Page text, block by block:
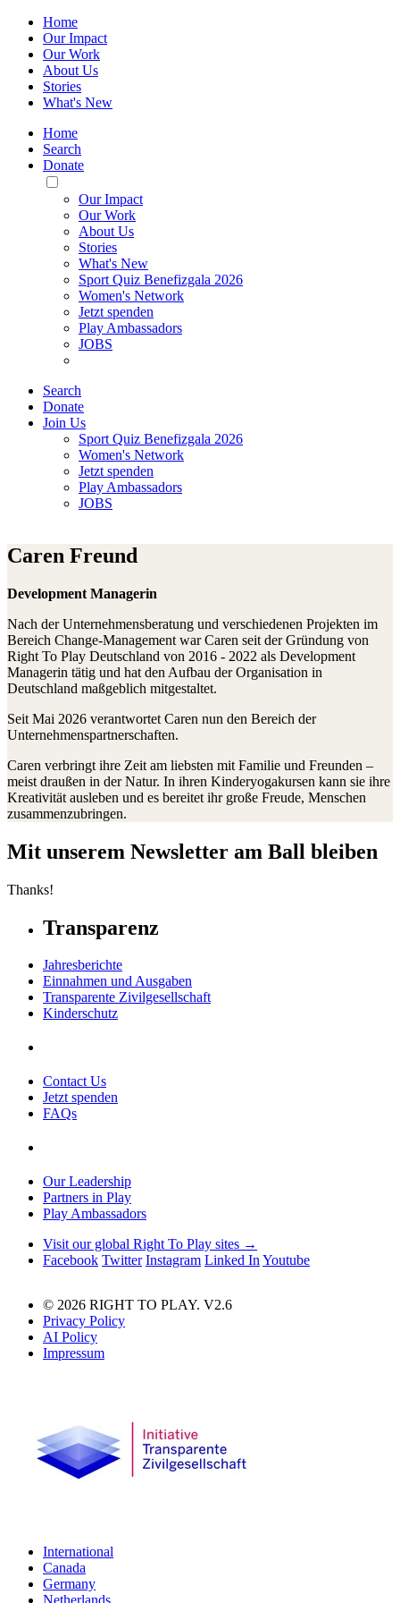
Home
Our Impact
Our Work
About Us
Stories
What's New
Home
Search
Donate
Toggle
Mobile
Menu
Our Impact
Our Work
About Us
Stories
What's New
Sport Quiz Benefizgala 2026
Women's Network
Jetzt spenden
Play Ambassadors
JOBS
Search
Donate
Join Us
Sport Quiz Benefizgala 2026
Women's Network
Jetzt spenden
Play Ambassadors
JOBS
Caren Freund
Development Managerin
Nach der Unternehmensberatung und verschiedenen Projekten im
Bereich Change-Management war Caren seit der Gründung von
Right To Play Deutschland von 2016 - 2022 als Development
Managerin tätig und hat den Aufbau der Organisation in
Deutschland maßgeblich mitgestaltet.
Seit Mai 2026 verantwortet Caren nun den Bereich der
Unternehmenspartnerschaften.
Caren verbringt ihre Zeit am liebsten mit Familie und Freunden –
meist draußen in der Natur. In ihren Kinderyogakursen kann sie ihre
Kreativität ausleben und es bereitet ihr große Freude, Menschen
zusammenzubringen.
Mit unserem Newsletter am Ball bleiben
Thanks!
Transparenz
Jahresberichte
Einnahmen und Ausgaben
Transparente Zivilgesellschaft
Kinderschutz
Contact Us
Jetzt spenden
FAQs
Our Leadership
Partners in Play
Play Ambassadors
Visit our global Right To Play sites →
Facebook Twitter Instagram Linked In Youtube
© 2026 RIGHT TO PLAY. V2.6
Privacy Policy
AI Policy
Impressum
International
Canada
Germany
Netherlands